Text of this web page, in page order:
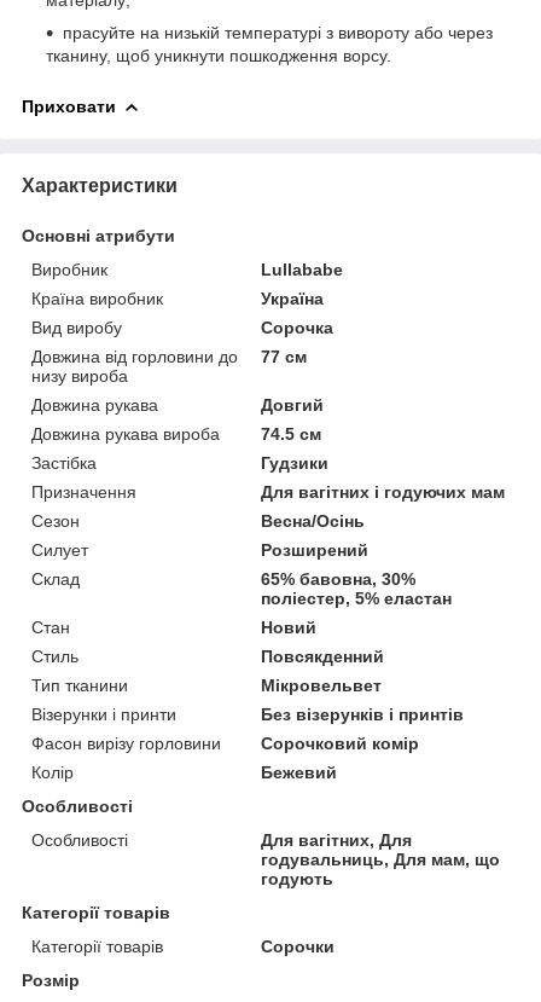
прасуйте на низькій температурі з вивороту або через
тканину, щоб уникнути пошкодження ворсу.
Приховати
Характеристики
Основні атрибути
Виробник
Lullababe
Країна виробник
Україна
Вид виробу
Сорочка
Довжина від горловини до
низу вироба
77 см
Довжина рукава
Довгий
Довжина рукава вироба
74.5 см
Застібка
Гудзики
Призначення
Для вагітних і годуючих мам
Сезон
Весна/Осінь
Силует
Розширений
Склад
65% бавовна, 30%
поліестер, 5% еластан
Стан
Новий
Стиль
Повсякденний
Тип тканини
Мікровельвет
Візерунки і принти
Без візерунків і принтів
Фасон вирізу горловини
Сорочковий комір
Колір
Бежевий
Особливості
Особливості
Для вагітних, Для
годувальниць, Для мам, що
годують
Категорії товарів
Категорії товарів
Сорочки
Розмір